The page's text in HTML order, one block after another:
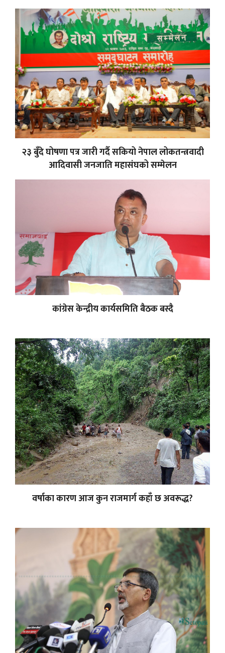
२३ बुँदे घोषणा पत्र जारी गर्दै सकियो नेपाल लोकतन्त्रवादी
आदिवासी जनजाति महासंघको सम्मेलन
कांग्रेस केन्द्रीय कार्यसमिति बैठक बस्दै
वर्षाका कारण आज कुन राजमार्ग कहाँ छ अवरूद्ध?